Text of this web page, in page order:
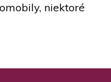
niektoré